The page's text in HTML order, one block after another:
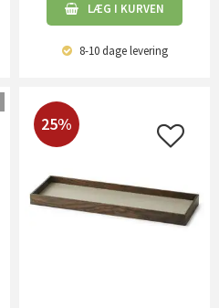
LÆG I KURVEN
8-10 dagelevering
25%